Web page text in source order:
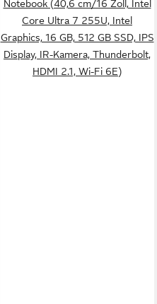
Notebook (40,6 cm/16 Zoll, Intel
Core Ultra 7 255U, Intel
Graphics, 16 GB, 512 GB SSD, IPS
Display, IR-Kamera, Thunderbolt,
HDMI 2.1, Wi-Fi 6E)